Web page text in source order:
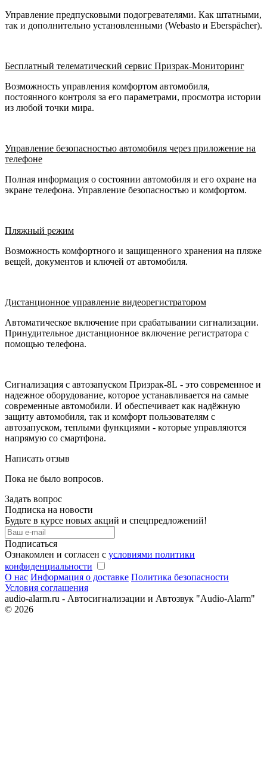
Управление предпусковыми подогревателями. Как штатными,
так и дополнительно установленными (Webasto и Eberspächer).
Бесплатный телематический сервис Призрак-Мониторинг
Возможность управления комфортом автомобиля,
постоянного контроля за его параметрами, просмотра истории
из любой точки мира.
Управление безопасностью автомобиля через приложение на
телефоне
Полная информация о состоянии автомобиля и его охране на
экране телефона. Управление безопасностью и комфортом.
Пляжный режим
Возможность комфортного и защищенного хранения на пляже
вещей, документов и ключей от автомобиля.
Дистанционное управление видеорегистратором
Автоматическое включение при срабатывании сигнализации.
Принудительное дистанционное включение регистратора с
помощью телефона.
Сигнализация с автозапуском Призрак-8L - это современное и
надежное оборудование, которое устанавливается на самые
современные автомобили. И обеспечивает как надёжную
защиту автомобиля, так и комфорт пользователям с
автозапуском, теплыми функциями - которые управляются
напрямую со смартфона.
Написать отзыв
Пока не было вопросов.
Задать вопрос
Подписка на новости
Будьте в курсе новых акций и спецпредложений!
Подписаться
Ознакомлен и согласен с условиями политики
конфиденциальности
О нас Информация о доставке Политика безопасности
Условия соглашения
audio-alarm.ru - Автосигнализации и Автозвук "Audio-Alarm"
© 2026